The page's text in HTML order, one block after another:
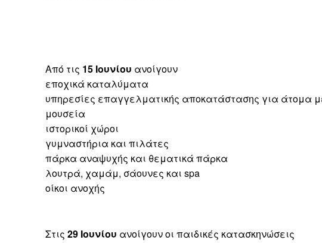
Από τις 15 Ιουνίου ανοίγουν
εποχικά καταλύματα
υπηρεσίες επαγγελματικής αποκατάστασης για άτομα
μουσεία
ιστορικοί χώροι
γυμναστήρια και πιλάτες
πάρκα αναψυχής και θεματικά πάρκα
λουτρά, χαμάμ, σάουνες και spa
οίκοι ανοχής
Στις 29 Ιουνίου ανοίγουν οι παιδικές κατασκηνώσεις